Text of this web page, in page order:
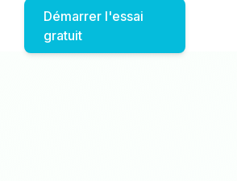
Démarrer l'essai
gratuit